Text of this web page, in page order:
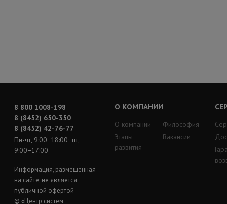
8 800 1008-198
8 (8452) 650-350
8 (8452) 42-76-77
Пн-чт, 9:00−18:00; пт,
9:00−17:00
Информация, размещенная
на сайте, не является
публичной офертой
© «Центр систем
О КОМПАНИИ
О компании
Этапы
развития
Философия
Вакансии